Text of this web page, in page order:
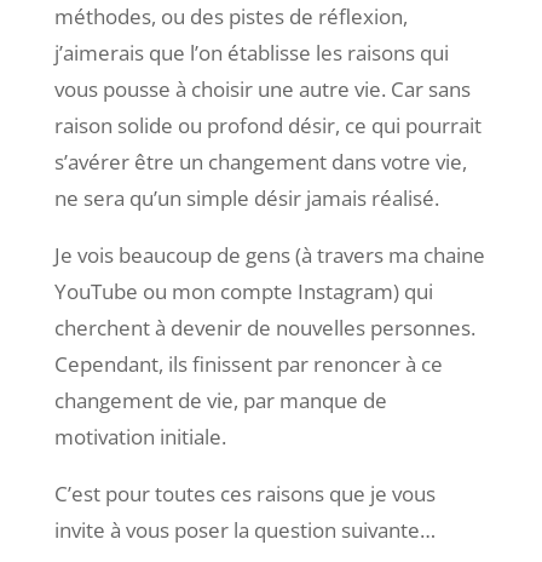
méthodes, ou des pistes de réflexion,
j’aimerais que l’on établisse les raisons qui
vous pousse à choisir une autre vie. Car sans
raison solide ou profond désir, ce qui pourrait
s’avérer être un changement dans votre vie,
ne sera qu’un simple désir jamais réalisé.
Je vois beaucoup de gens (à travers ma chaine
YouTube ou mon compte Instagram) qui
cherchent à devenir de nouvelles personnes.
Cependant, ils finissent par renoncer à ce
changement de vie, par manque de
motivation initiale.
C’est pour toutes ces raisons que je vous
invite à vous poser la question suivante…